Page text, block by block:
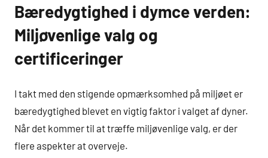
Bæredygtighed i dymce verden:
Miljøvenlige valg og
certificeringer
I takt med den stigende opmærksomhed på miljøet er
bæredygtighed blevet en vigtig faktor i valget af dyner.
Når det kommer til at træffe miljøvenlige valg, er der
flere aspekter at overveje.